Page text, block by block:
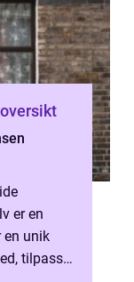
er en
en unik
tilpasse